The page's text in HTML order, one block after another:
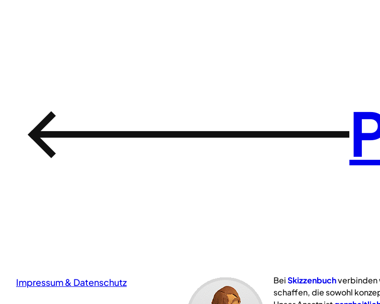
←
Impressum & Datenschutz BeiSkizzenbuchverbinden
schaffen, die sowohl